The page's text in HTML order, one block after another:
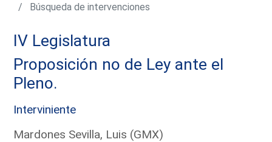
Búsqueda de intervenciones
IV Legislatura
Proposición no de Ley ante el
Pleno.
Interviniente
Mardones Sevilla, Luis (GMX)